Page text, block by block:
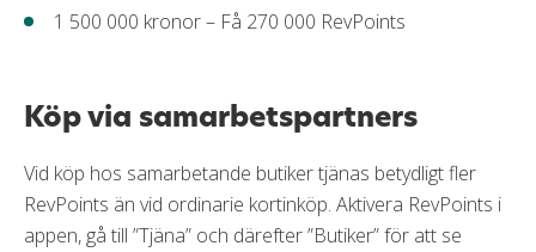
1 500 000 kronor – Få 270 000 RevPoints
Köp via samarbetspartners
Vid köp hos samarbetande butiker tjänas betydligt fler
RevPoints än vid ordinarie kortinköp. Aktivera RevPoints i
appen, gå till ”Tjäna” och därefter ”Butiker” för att se